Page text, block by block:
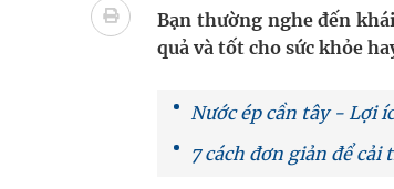
Vương Thành Công: Khi việc học
Chấn chỉnh hoạt động kinh doanh
Giải pháp nâng cao thị lực thời
Triển khai đồng bộ các giải pháp
Bạn thường nghe đến
quả và tốt cho sức khỏe
Nước ép cần tây - Lợi
7 cách đơn giản để cải